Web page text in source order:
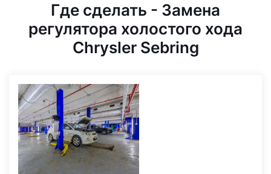
Где сделать - Замена
регулятора холостого хода
Chrysler Sebring